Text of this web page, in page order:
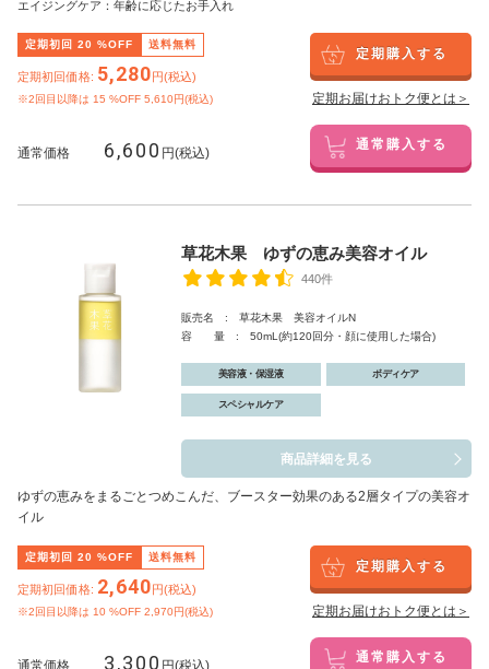
エイジングケア：年齢に応じたお手入れ
定期初回 20 %OFF 送料無料
定期初回価格: 5,280円(税込)
※2回目以降は 15 %OFF 5,610円(税込)
定期購入する
定期お届けおトク便とは＞
通常価格 6,600 円(税込) 通常購入する
草花木果 ゆずの恵み美容オイル
440件
販売名 : 草花木果 美容オイルN
容 量 : 50mL(約120回分・顔に使用した場合)
美容液・保湿液 ボディケア
スペシャルケア
商品詳細を見る
ゆずの恵みをまるごとつめこんだ、ブースター効果のある2層タイプの美容オ
イル
定期初回 20 %OFF 送料無料
定期初回価格: 2,640円(税込)
※2回目以降は 10 %OFF 2,970円(税込)
定期購入する
定期お届けおトク便とは＞
通常価格 3,300 円(税込) 通常購入する